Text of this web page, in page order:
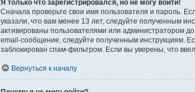
Я только что зарегистрировался, но не могу войти!
Сначала проверьте свои имя пользователя и пароль.
указали, что вам менее 13 лет, следуйте полученным
активированы пользователями или администратором
email-сообщение, следуйте полученным инструкциям.
заблокирован спам-фильтром. Если вы уверены, что
Вернуться к началу